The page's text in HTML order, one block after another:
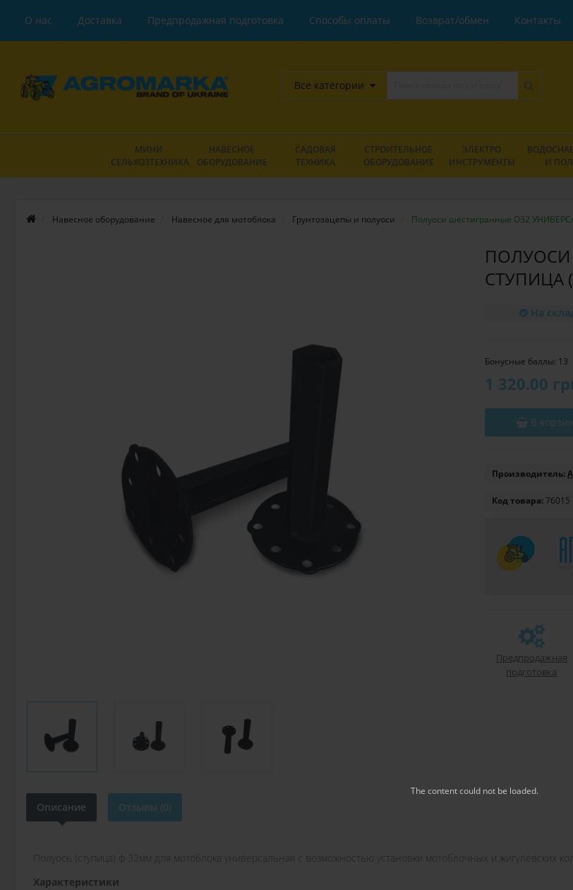
The contentcould not be loaded.
О нас Доставка Предпродажная подготовка Способы оплаты Возврат/обмен Контакты
Все категории
МИНИ
СЕЛЬХОЗТЕХНИКА
НАВЕСНОЕ
ОБОРУДОВАНИЕ
САДОВАЯ
ТЕХНИКА
СТРОИТЕЛЬНОЕ
ОБОРУДОВАНИЕ
ЭЛЕКТРО
ИНСТРУМЕНТЫ
И
Навесное оборудование Навесное для мотоблока Грунтозацепы и полуоси Полуоси шестигранные O32
ПОЛУОСИ
СТУПИЦА
На
Бонусные баллы: 13
1 320.00
В
Производитель:
Код товара: 76015
Предпродажная
подготовка
Описание Отзывы (0)
Полуось (ступица) ф 32мм для мотоблока универсальная с возможностью установки мотоблочных и жигулевских
Характеристики